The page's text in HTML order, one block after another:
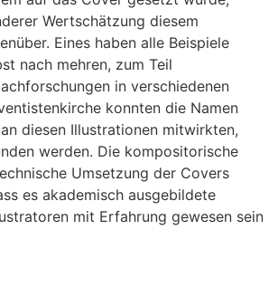
Wertschätzung diesem
Eines haben alle Beispiele
nach mehren, zum Teil
in verschiedenen
konnten die Namen
diesen Illustrationen mitwirkten,
werden. Die kompositorische
Umsetzung der Covers
es akademisch ausgebildete
mit Erfahrung gewesen sein